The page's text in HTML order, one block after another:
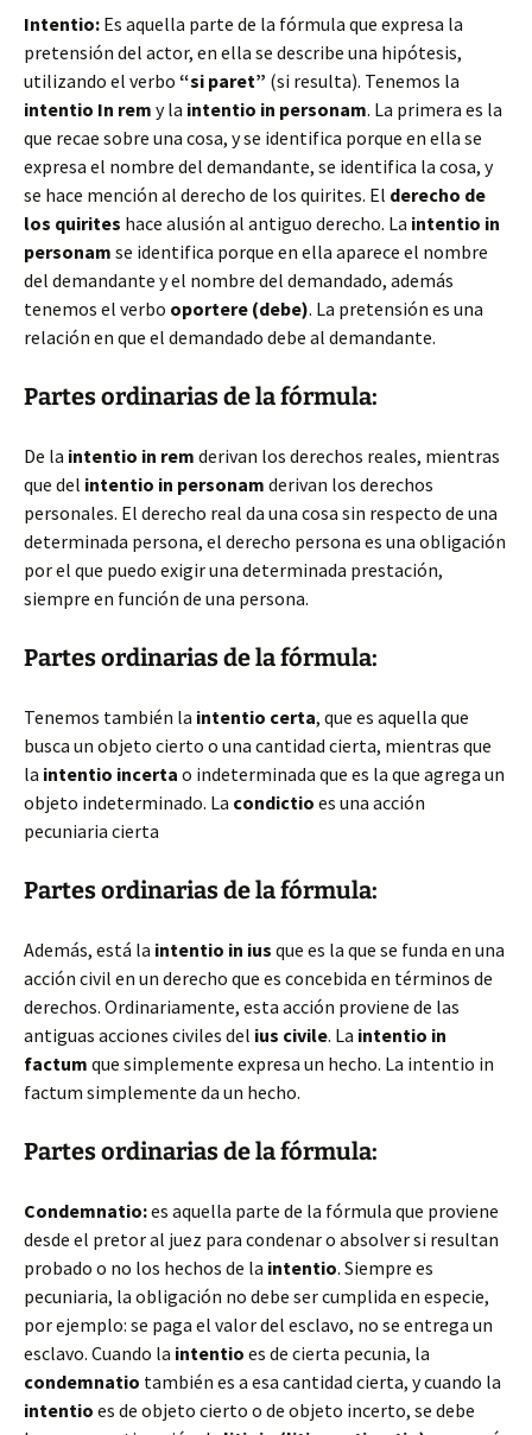
Intentio: Es aquella parte de la fórmula que expresa la
pretensión del actor, en ella se describe una hipótesis,
utilizando el verbo “si paret” (si resulta). Tenemos la
intentio In rem y la intentio in personam. La primera es la
que recae sobre una cosa, y se identifica porque en ella se
expresa el nombre del demandante, se identifica la cosa, y
se hace mención al derecho de los quirites. El derecho de
los quirites hace alusión al antiguo derecho. La intentio in
personam se identifica porque en ella aparece el nombre
del demandante y el nombre del demandado, además
tenemos el verbo oportere (debe). La pretensión es una
relación en que el demandado debe al demandante.
Partes ordinarias de la fórmula:
De la intentio in rem derivan los derechos reales, mientras
que del intentio in personam derivan los derechos
personales. El derecho real da una cosa sin respecto de una
determinada persona, el derecho persona es una obligación
por el que puedo exigir una determinada prestación,
siempre en función de una persona.
Partes ordinarias de la fórmula:
Tenemos también la intentio certa, que es aquella que
busca un objeto cierto o una cantidad cierta, mientras que
la intentio incerta o indeterminada que es la que agrega un
objeto indeterminado. La condictio es una acción
pecuniaria cierta
Partes ordinarias de la fórmula:
Además, está la intentio in ius que es la que se funda en una
acción civil en un derecho que es concebida en términos de
derechos. Ordinariamente, esta acción proviene de las
antiguas acciones civiles del ius civile. La intentio in
factum que simplemente expresa un hecho. La intentio in
factum simplemente da un hecho.
Partes ordinarias de la fórmula:
Condemnatio:es aquella parte de la fórmula que proviene
desde el pretor al juez para condenar o absolver si resultan
probado o no los hechos de la intentio. Siempre es
pecuniaria, la obligación no debe ser cumplida en especie,
por ejemplo: se paga el valor del esclavo, no se entrega un
esclavo. Cuando la intentio es de cierta pecunia, la
condemnatio también es a esa cantidad cierta, y cuando la
intentio es de objeto cierto o de objeto incerto, se debe